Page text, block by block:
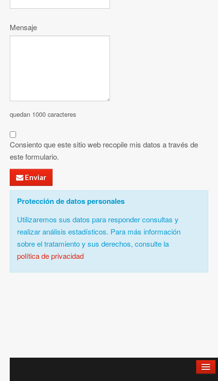
Mensaje
quedan 1000 caracteres
Consiento que este sitio web recopile mis datos a través de
este formulario.
Enviar
Protección de datos personales
Utilizaremos sus datos para responder consultas y
realizar análisis estadísticos. Para más información
sobre el tratamiento y sus derechos, consulte la
política de privacidad